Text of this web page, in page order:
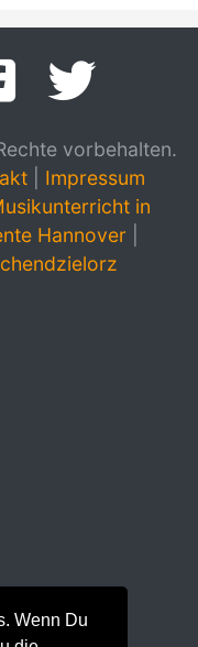
Wenn Du
vorbehalten.
Impressum
in
Hannover